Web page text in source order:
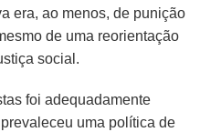
era, ao menos, de punição
de uma reorientação
social.
foi adequadamente
uma política de